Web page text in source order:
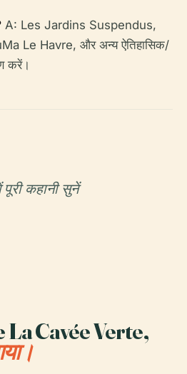
A: Les Jardins Suspendus,
Le Havre, और अन्य ऐतिहासिक/
करें।
पूरी कहानी सुनें
La Cavée Verte,